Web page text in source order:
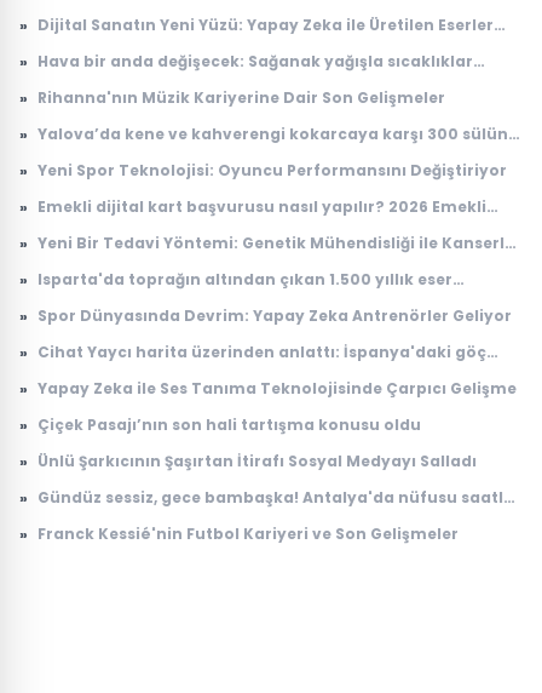
» Dijital Sanatın Yeni Yüzü: Yapay Zeka ile Üretilen Eserler
» Hava bir anda değişecek: Sağanak yağışla sıcaklıklar
» Rihanna'nın Müzik Kariyerine Dair Son Gelişmeler
» Yalova’da kene ve kahverengi kokarcaya karşı 300 sülün
» Yeni Spor Teknolojisi: Oyuncu Performansını Değiştiriyor
» Emekli dijital kart başvurusu nasıl yapılır? 2026 Emekli
» Yeni Bir Tedavi Yöntemi: Genetik Mühendisliği ile Kanserle
» Isparta'da toprağın altından çıkan 1.500 yıllık eser
» Spor Dünyasında Devrim: Yapay Zeka Antrenörler Geliyor
» Cihat Yaycı harita üzerinden anlattı: İspanya'daki göç
» Yapay Zeka ile Ses Tanıma Teknolojisinde Çarpıcı Gelişme
» Çiçek Pasajı’nın son hali tartışma konusu oldu
» Ünlü Şarkıcının Şaşırtan İtirafı Sosyal Medyayı Salladı
» Gündüz sessiz, gece bambaşka! Antalya'da nüfusu saatler
» Franck Kessié'nin Futbol Kariyeri ve Son Gelişmeler